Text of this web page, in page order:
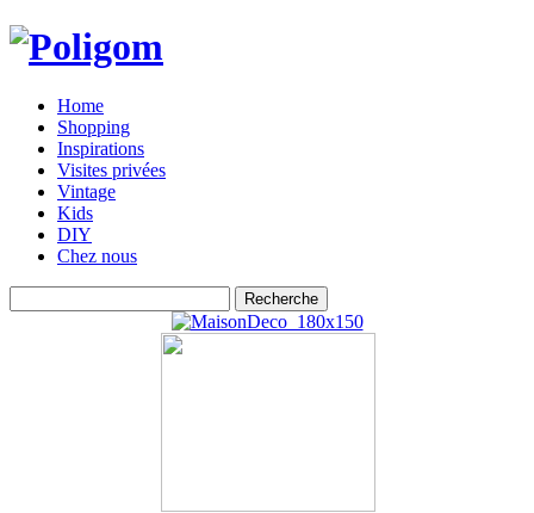
Home
Shopping
Inspirations
Visites privées
Vintage
Kids
DIY
Chez nous